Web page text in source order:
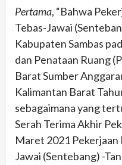
Pertama, “Bahwa
Tebas-Jawai
Kabupaten Sambas
dan Penataan Ruang
Barat Sumber
Kalimantan Barat
sebagaimana yang
Serah Terima Akhir
Maret 2021 Pekerjaan
Jawai (Sentebang) -